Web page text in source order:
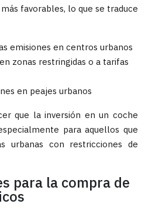
favorables, lo que se traduce
emisiones en centros urbanos
zonas restringidas o a tarifas
en peajes urbanos
que la inversión en un coche
para aquellos que
urbanas con restricciones de
para la compra de